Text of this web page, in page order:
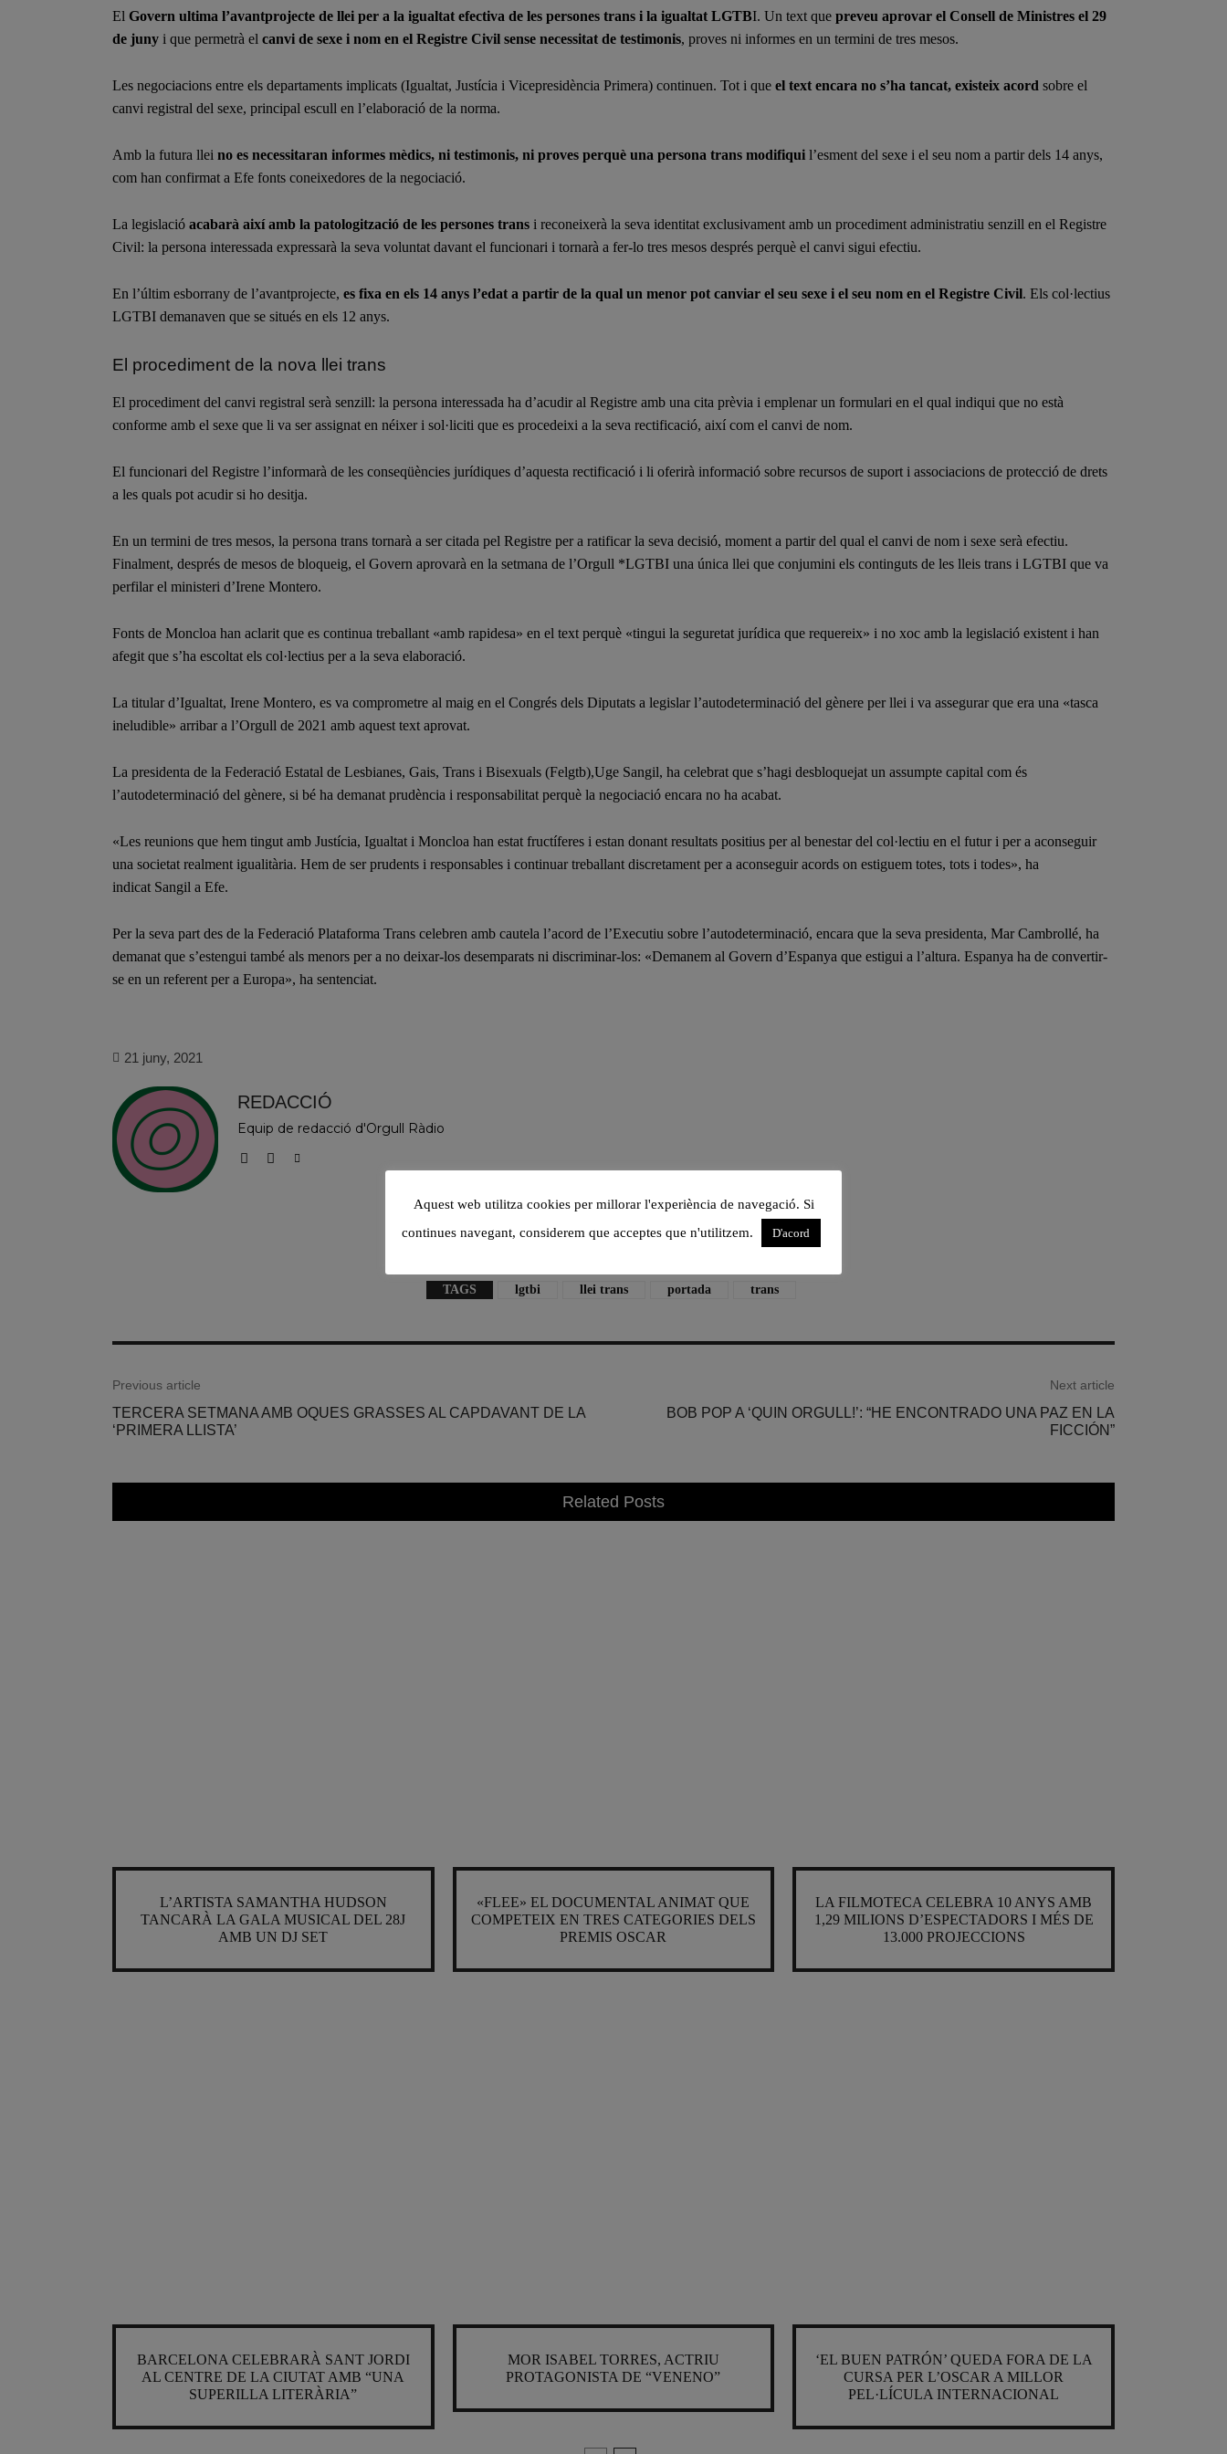
El Govern ultima l’avantprojecte de llei per a la igualtat efectiva de les persones trans i la igualtat LGTBI. Un text que preveu aprovar el Consell de Ministres el 29
de juny i que permetrà el canvi de sexe i nom en el Registre Civil sense necessitat de testimonis, proves ni informes en un termini de tres mesos.
Les negociacions entre els departaments implicats (Igualtat, Justícia i Vicepresidència Primera) continuen. Tot i que el text encara no s’ha tancat, existeix acord sobre el
canvi registral del sexe, principal escull en l’elaboració de la norma.
Amb la futura llei no es necessitaran informes mèdics, ni testimonis, ni proves perquè una persona trans modifiqui l’esment del sexe i el seu nom a partir dels 14 anys,
com han confirmat a Efe fonts coneixedores de la negociació.
La legislació acabarà així amb la patologització de les persones trans i reconeixerà la seva identitat exclusivament amb un procediment administratiu senzill en el Registre
Civil: la persona interessada expressarà la seva voluntat davant el funcionari i tornarà a fer-lo tres mesos després perquè el canvi sigui efectiu.
En l’últim esborrany de l’avantprojecte, es fixa en els 14 anys l’edat a partir de la qual un menor pot canviar el seu sexe i el seu nom en el Registre Civil. Els col·lectius
LGTBI demanaven que se situés en els 12 anys.
El procediment de la nova llei trans
El procediment del canvi registral serà senzill: la persona interessada ha d’acudir al Registre amb una cita prèvia i emplenar un formulari en el qual indiqui que no està
conforme amb el sexe que li va ser assignat en néixer i sol·liciti que es procedeixi a la seva rectificació, així com el canvi de nom.
El funcionari del Registre l’informarà de les conseqüències jurídiques d’aquesta rectificació i li oferirà informació sobre recursos de suport i associacions de protecció de drets
a les quals pot acudir si ho desitja.
En un termini de tres mesos, la persona trans tornarà a ser citada pel Registre per a ratificar la seva decisió, moment a partir del qual el canvi de nom i sexe serà efectiu.
Finalment, després de mesos de bloqueig, el Govern aprovarà en la setmana de l’Orgull *LGTBI una única llei que conjumini els continguts de les lleis trans i LGTBI que va
perfilar el ministeri d’Irene Montero.
Fonts de Moncloa han aclarit que es continua treballant «amb rapidesa» en el text perquè «tingui la seguretat jurídica que requereix» i no xoc amb la legislació existent i han
afegit que s’ha escoltat els col·lectius per a la seva elaboració.
La titular d’Igualtat, Irene Montero, es va comprometre al maig en el Congrés dels Diputats a legislar l’autodeterminació del gènere per llei i va assegurar que era una «tasca
ineludible» arribar a l’Orgull de 2021 amb aquest text aprovat.
La presidenta de la Federació Estatal de Lesbianes, Gais, Trans i Bisexuals (Felgtb),Uge Sangil, ha celebrat que s’hagi desbloquejat un assumpte capital com és
l’autodeterminació del gènere, si bé ha demanat prudència i responsabilitat perquè la negociació encara no ha acabat.
«Les reunions que hem tingut amb Justícia, Igualtat i Moncloa han estat fructíferes i estan donant resultats positius per al benestar del col·lectiu en el futur i per a aconseguir
una societat realment igualitària. Hem de ser prudents i responsables i continuar treballant discretament per a aconseguir acords on estiguem totes, tots i todes», ha
indicat Sangil a Efe.
Per la seva part des de la Federació Plataforma Trans celebren amb cautela l’acord de l’Executiu sobre l’autodeterminació, encara que la seva presidenta, Mar Cambrollé, ha
demanat que s’estengui també als menors per a no deixar-los desemparats ni discriminar-los: «Demanem al Govern d’Espanya que estigui a l’altura. Espanya ha de convertir-
se en un referent per a Europa», ha sentenciat.
21 juny, 2021
REDACCIÓ
Equip de redacció d'Orgull Ràdio
TAGS lgtbi llei trans portada trans
Previous article
TERCERA SETMANA AMB OQUES GRASSES AL CAPDAVANT DE LA
‘PRIMERA LLISTA’
Next article
BOB POP A ‘QUIN ORGULL!’: “HE ENCONTRADO UNA PAZ EN LA
FICCIÓN”
Related Posts
L’ARTISTA SAMANTHA HUDSON
TANCARÀ LA GALA MUSICAL DEL 28J
AMB UN DJ SET
«FLEE» EL DOCUMENTAL ANIMAT QUE
COMPETEIX EN TRES CATEGORIES DELS
PREMIS OSCAR
LA FILMOTECA CELEBRA 10 ANYS AMB
1,29 MILIONS D’ESPECTADORS I MÉS DE
13.000 PROJECCIONS
BARCELONA CELEBRARÀ SANT JORDI
AL CENTRE DE LA CIUTAT AMB “UNA
SUPERILLA LITERÀRIA”
MOR ISABEL TORRES, ACTRIU
PROTAGONISTA DE “VENENO”
‘EL BUEN PATRÓN’ QUEDA FORA DE LA
CURSA PER L’OSCAR A MILLOR
PEL·LÍCULA INTERNACIONAL
Aquest web utilitza cookies per millorar l'experiència de navegació. Si
continues navegant, considerem que acceptes que n'utilitzem.
D'acord